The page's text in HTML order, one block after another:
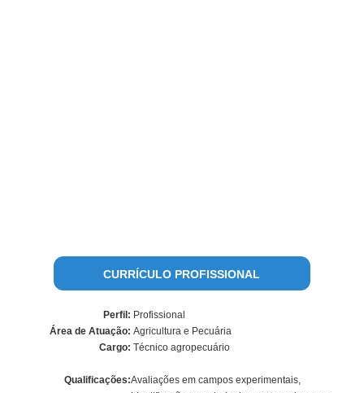
CURRÍCULO PROFISSIONAL
Perfil: Profissional
Área de Atuação: Agricultura e Pecuária
Cargo: Técnico agropecuário
Qualificações:Avaliações em campos experimentais,